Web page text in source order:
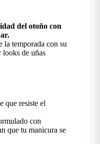
del otoño con
la temporada con su
looks de uñas
que resiste el
con
que tu manicura se